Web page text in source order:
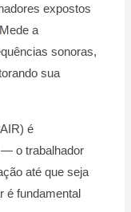
expostos
a
sonoras,
sua
é
o trabalhador
até que seja
é fundamental